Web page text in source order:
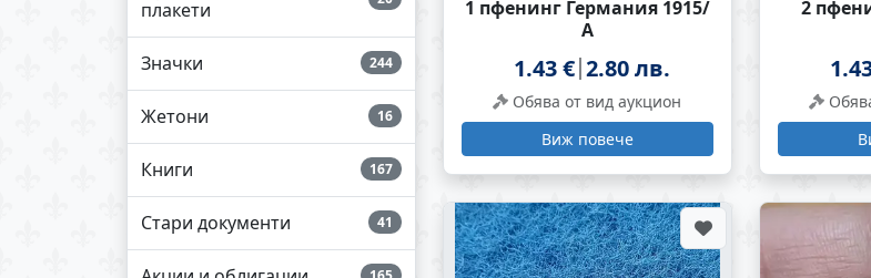
плакети
Значки 244
Жетони 16
Книги 167
Стари документи 41
1 пфенинг Германия 1915/
А
1.43 € 2.80 лв.
Обява от вид аукцион
Виж повече
2